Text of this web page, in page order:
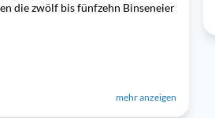
die zwölf bis fünfzehn Binseneier
mehr anzeigen